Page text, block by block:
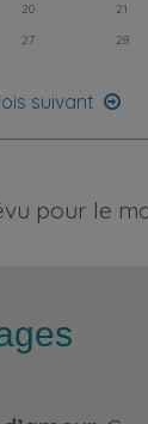
20
21
27
28
suivant
pour le